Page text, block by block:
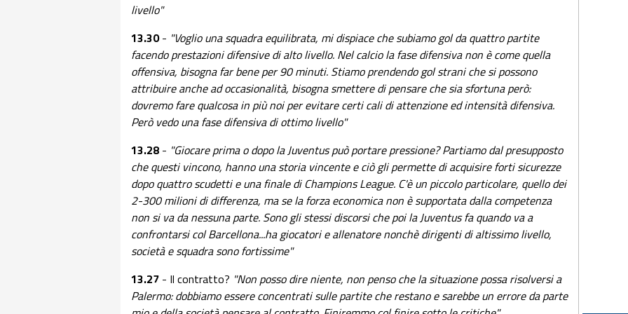
livello"
13.30- "Voglio una squadra equilibrata, mi dispiace che subiamo gol da quattro partite
facendo prestazioni difensive di alto livello. Nel calcio la fase difensiva non è come quella
offensiva, bisogna far bene per 90 minuti. Stiamo prendendo gol strani che si possono
attribuire anche ad occasionalità, bisogna smettere di pensare che sia sfortuna però:
dovremo fare qualcosa in più noi per evitare certi cali di attenzione ed intensità difensiva.
Però vedo una fase difensiva di ottimo livello"
13.28 - "Giocare prima o dopo la Juventus può portare pressione? Partiamo dal presupposto
che questi vincono, hanno una storia vincente e ciò gli permette di acquisire forti sicurezze
dopo quattro scudetti e una finale di Champions League. C'è un piccolo particolare, quello dei
2-300 milioni di differenza, ma se la forza economica non è supportata dalla competenza
non si va da nessuna parte. Sono gli stessi discorsi che poi la Juventus fa quando va a
confrontarsi col Barcellona...ha giocatori e allenatore nonchè dirigenti di altissimo livello,
società e squadra sono fortissime"
13.27 - Il contratto? "Non posso dire niente, non penso che la situazione possa risolversi a
Palermo: dobbiamo essere concentrati sulle partite che restano e sarebbe un errore da parte